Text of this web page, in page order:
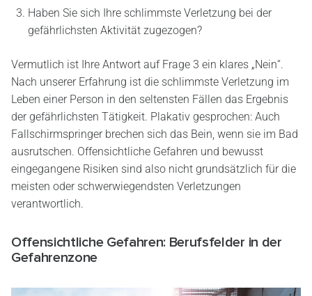
Haben Sie sich Ihre schlimmste Verletzung bei der
gefährlichsten Aktivität zugezogen?
Vermutlich ist Ihre Antwort auf Frage 3 ein klares „Nein“.
Nach unserer Erfahrung ist die schlimmste Verletzung im
Leben einer Person in den seltensten Fällen das Ergebnis
der gefährlichsten Tätigkeit. Plakativ gesprochen: Auch
Fallschirmspringer brechen sich das Bein, wenn sie im Bad
ausrutschen. Offensichtliche Gefahren und bewusst
eingegangene Risiken sind also nicht grundsätzlich für die
meisten oder schwerwiegendsten Verletzungen
verantwortlich.
Offensichtliche Gefahren: Berufsfelder in der
Gefahrenzone